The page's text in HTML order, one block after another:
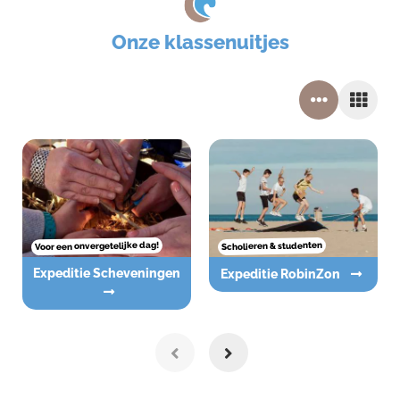
Onze klassenuitjes
Voor een onvergetelijke dag!
Expeditie Scheveningen
Scholieren & studenten
Expeditie RobinZon